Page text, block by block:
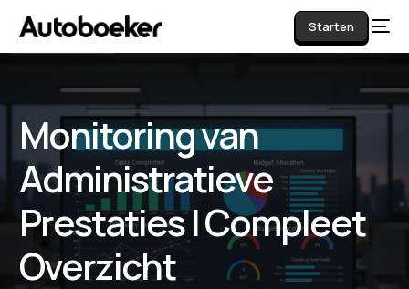
Starten
Monitoring van
Administratieve
Prestaties | Compleet
Overzicht
AI